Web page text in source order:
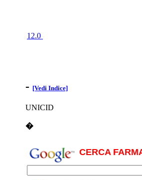
12.0
- [Vedi Indice]
UNICID
�
CERCA